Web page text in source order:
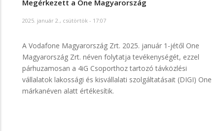
Megérkezett a One Magyarország
2025. január 2., csütörtök - 17:07
A Vodafone Magyarország Zrt. 2025. január 1-jétől One
Magyarország Zrt. néven folytatja tevékenységét, ezzel
párhuzamosan a 4iG Csoporthoz tartozó távközlési
vállalatok lakossági és kisvállalati szolgáltatásait (DIGI) One
márkanéven alatt értékesítik.